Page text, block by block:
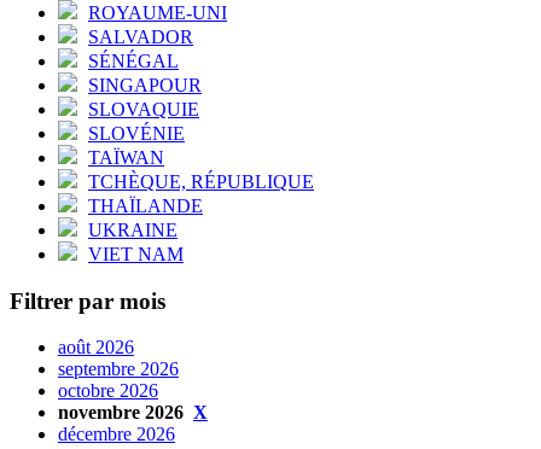
ROYAUME-UNI
SALVADOR
SÉNÉGAL
SINGAPOUR
SLOVAQUIE
SLOVÉNIE
TAÏWAN
TCHÈQUE, RÉPUBLIQUE
THAÏLANDE
UKRAINE
VIET NAM
Filtrer par mois
août 2026
septembre 2026
octobre 2026
novembre 2026 X
décembre 2026